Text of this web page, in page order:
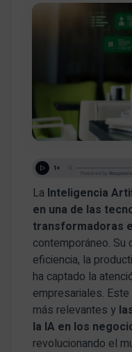
La Inteligencia
en una de las
transformadoras
contemporáneo. Su
eficiencia, la
ha captado la
empresariales.
más relevantes y
la IA en los
revolucionando el